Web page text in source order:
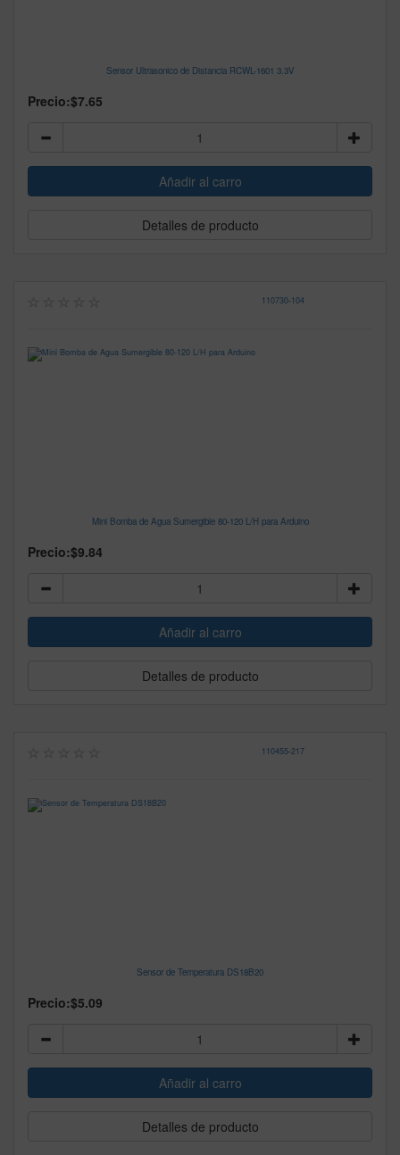
Sensor Ultrasonico de Distancia RCWL-1601 3.3V
Precio:$7.65
Detalles de producto
110730-104
Mini Bomba de Agua Sumergible 80-120 L/H para Arduino
Precio:$9.84
Detalles de producto
110455-217
Sensor de Temperatura DS18B20
Precio:$5.09
Detalles de producto